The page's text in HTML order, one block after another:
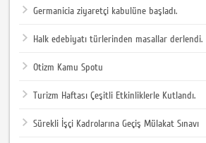
Germanicia ziyaretçi kabulüne başladı.
Halk edebiyatı türlerinden masallar derlendi.
Otizm Kamu Spotu
Turizm Haftası Çeşitli Etkinliklerle Kutlandı.
Sürekli İşçi Kadrolarına Geçiş Mülakat Sınavı